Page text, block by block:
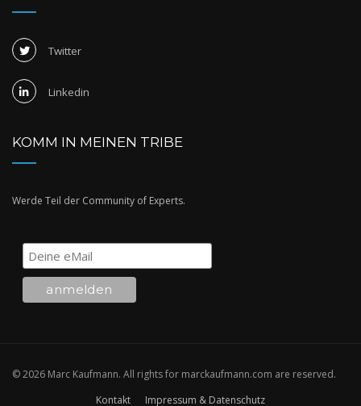
Twitter
Linkedin
KOMM IN MEINEN TRIBE
Werde Teil der Community of Experts.
© 2026 Marc Kaufmann. All rights for marckaufmann.com are reserved.
Kontakt
Impressum & Datenschutz